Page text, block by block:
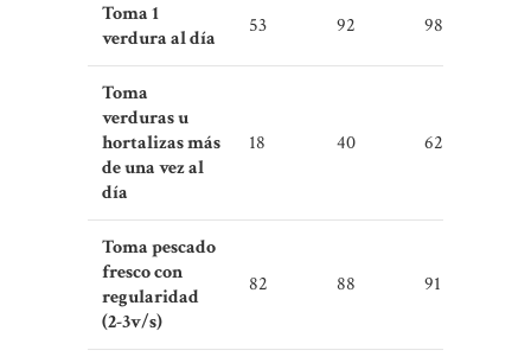
Toma 1
verdura al día
53 92 98
Toma
verduras u
hortalizas más
de una vez al
día
18 40 62
Toma pescado
fresco con
regularidad
(2-3v/s)
82 88 91